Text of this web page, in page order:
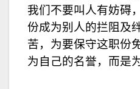
我们不要叫人有妨碍
份成为别人的拦阻及
苦，为要保守这职份
为自己的名誉，而是